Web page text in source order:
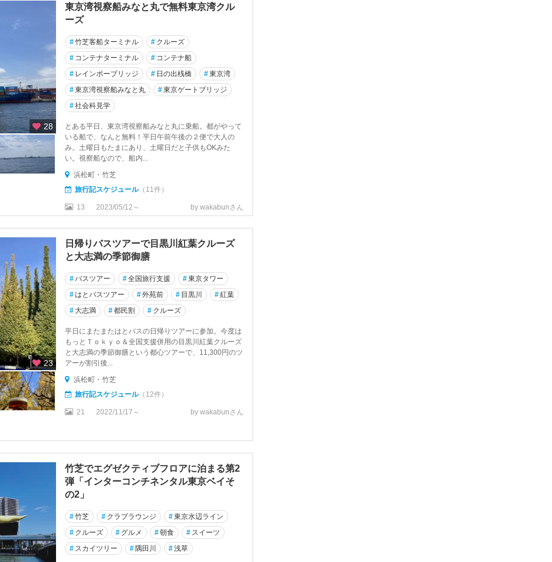
28
東京湾視察船みなと丸で無料東京湾クル
ーズ
#竹芝客船ターミナル # クルーズ
# コンテナターミナル # コンテナ船
# レインボーブリッジ # 日の出桟橋 #東京湾
#東京湾視察船みなと丸 #東京ゲートブリッジ
#社会科見学
とある平日、東京湾視察船みなと丸に乗船。都がやって
いる船で、なんと無料！平日午前午後の２便で大人の
み。土曜日もたまにあり、土曜日だと子供もOKみた
い。視察船なので、船内...
浜松町・竹芝
旅行記スケジュール（11件）
13 2023/05/12～ by wakabunさん
23
日帰りバスツアーで目黒川紅葉クルーズ
と大志満の季節御膳
#バスツアー #全国旅行支援 #東京タワー
#はとバスツアー #外苑前 # 目黒川 #紅葉
# 大志満 #都民割 # クルーズ
平日にまたまたはとバスの日帰りツアーに参加。今度は
もっとＴｏｋｙｏ＆全国支援併用の目黒川紅葉クルーズ
と大志満の季節御膳という都心ツアーで、11,300円のツ
アーが割引後...
浜松町・竹芝
旅行記スケジュール（12件）
21 2022/11/17～ by wakabunさん
竹芝でエグゼクティブフロアに泊まる第2
弾「インターコンチネンタル東京ベイそ
の2」
#竹芝 # クラブラウンジ #東京水辺ライン
# クルーズ # グルメ #朝食 # スイーツ
# スカイツリー # 隅田川 #浅草